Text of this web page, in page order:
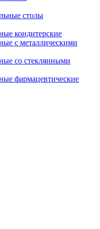
столы
кондитерские
с металлическими
со стеклянными
фармацевтические